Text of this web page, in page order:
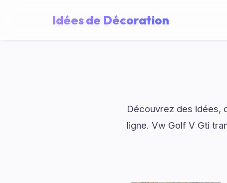
Idées de Décoration
Découvrez des idées,
ligne. Vw Golf V Gti